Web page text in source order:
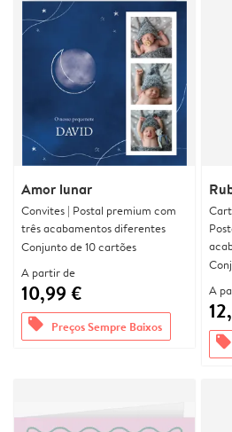
Amor lunar
Convites | Postal premium com
três acabamentos diferentes
Conjunto de 10 cartões
A partir de
10,99 €
offers Preços Sempre Baixos
A
offers